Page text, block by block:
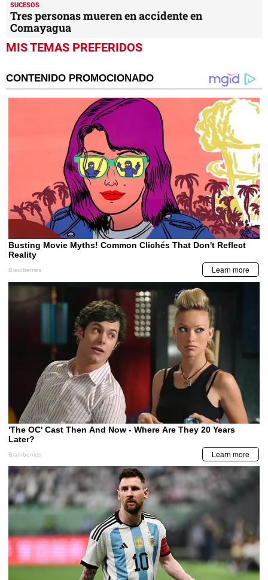
SUCESOS
Tres personas mueren en accidente en
Comayagua
MIS TEMAS PREFERIDOS